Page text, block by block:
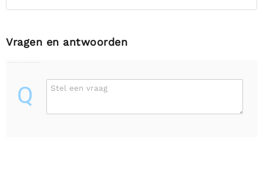
Vragen en antwoorden
Q Stel een vraag